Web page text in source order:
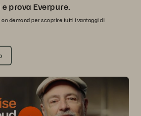
prova Everpure.
demand per scoprire tutti i vantaggi di